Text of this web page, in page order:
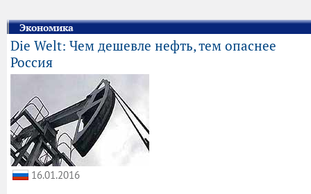
Экономика
Die Welt: Чем дешевле нефть, тем опаснее
Россия
16.01.2016